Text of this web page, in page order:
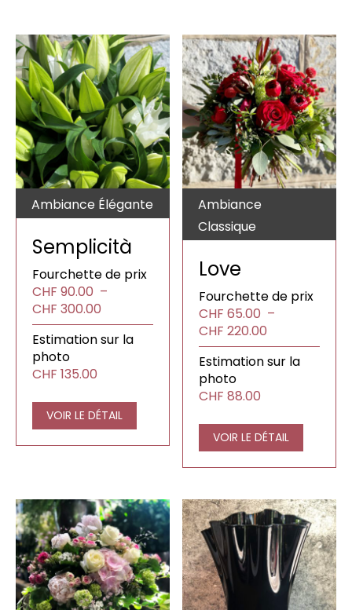
Ambiance Élégante
Semplicità
Fourchette de prix
CHF 90.00 –
CHF 300.00
de
prix :
Estimation sur la
photo
CHF 135.00
VOIR LE DÉTAIL
Ambiance
Classique
Love
Fourchette de prix
CHF 65.00 –
CHF 220.00
de
prix :
Estimation sur la
photo
CHF 88.00
VOIR LE DÉTAIL